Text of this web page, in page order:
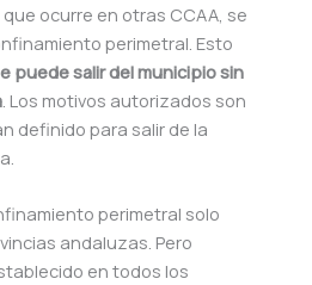
ocurre en otras CCAA, se
perimetral. Esto
puede salir del municipio sin
. Los motivos autorizados son
definido para salir de la
perimetral solo
andaluzas. Pero
en todos los